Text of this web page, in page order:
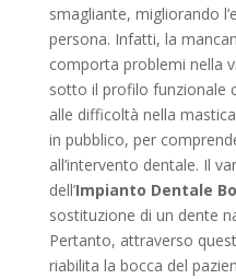
smagliante, migliorando
persona. Infatti, la
comporta problemi nella
sotto il profilo funzionale
alle difficoltà nella
in pubblico, per
all’intervento dentale. Il
dell’Impianto Dentale
sostituzione di un dente
Pertanto, attraverso
riabilita la bocca del